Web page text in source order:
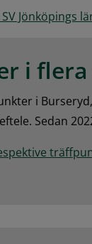
Jönköpings
i
i
Sedan